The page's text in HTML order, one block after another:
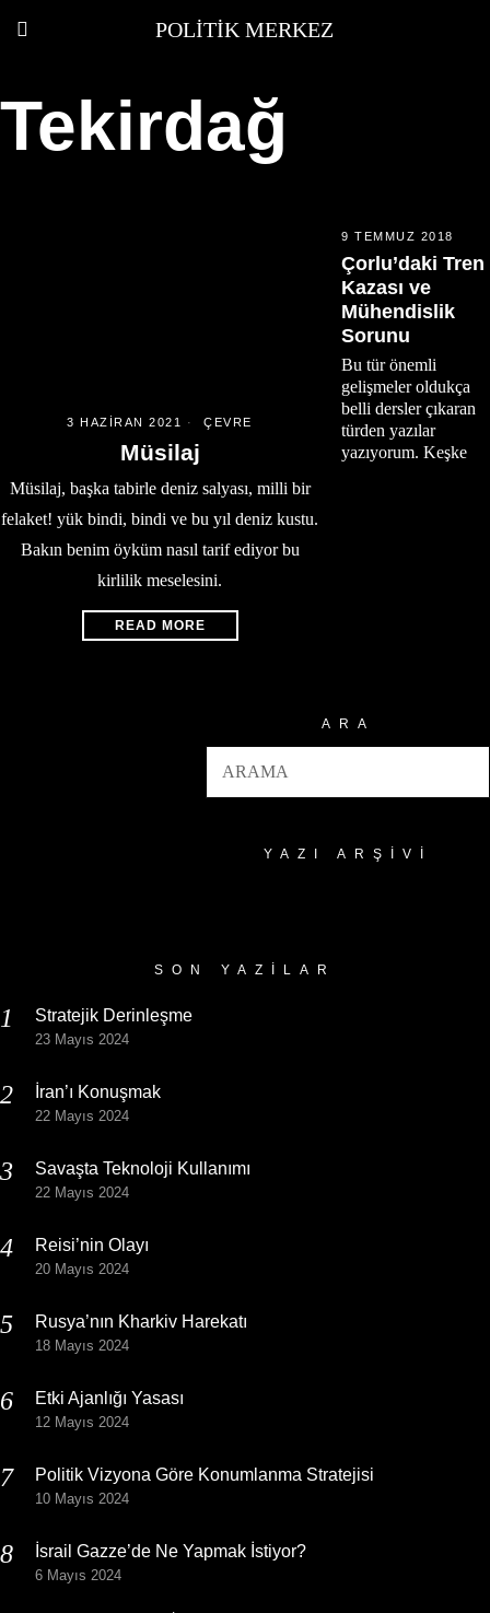
POLITIK MERKEZ
Tekirdağ
3 HAZIRAN 2021 ÇEVRE
Müsilaj
Müsilaj, başka tabirle deniz salyası, milli bir
felaket! yük bindi, bindi ve bu yıl deniz kustu.
Bakın benim öyküm nasıl tarif ediyor bu
kirlilik meselesini.
READ MORE
9 TEMMUZ 2018
Çorlu’daki Tren
Kazası ve
Mühendislik
Sorunu
Bu tür önemli
gelişmeler oldukça
belli dersler çıkaran
türden yazılar
yazıyorum. Keşke
ARA
YAZI ARŞIVI
SON YAZILAR
Stratejik Derinleşme
23 Mayıs 2024
İran’ı Konuşmak
22 Mayıs 2024
Savaşta Teknoloji Kullanımı
22 Mayıs 2024
Reisi’nin Olayı
20 Mayıs 2024
Rusya’nın Kharkiv Harekatı
18 Mayıs 2024
Etki Ajanlığı Yasası
12 Mayıs 2024
Politik Vizyona Göre Konumlanma Stratejisi
10 Mayıs 2024
İsrail Gazze’de Ne Yapmak İstiyor?
6 Mayıs 2024